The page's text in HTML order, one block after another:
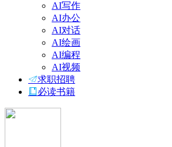
AI写作
AI办公
AI对话
AI绘画
AI编程
AI视频
求职招聘
必读书籍